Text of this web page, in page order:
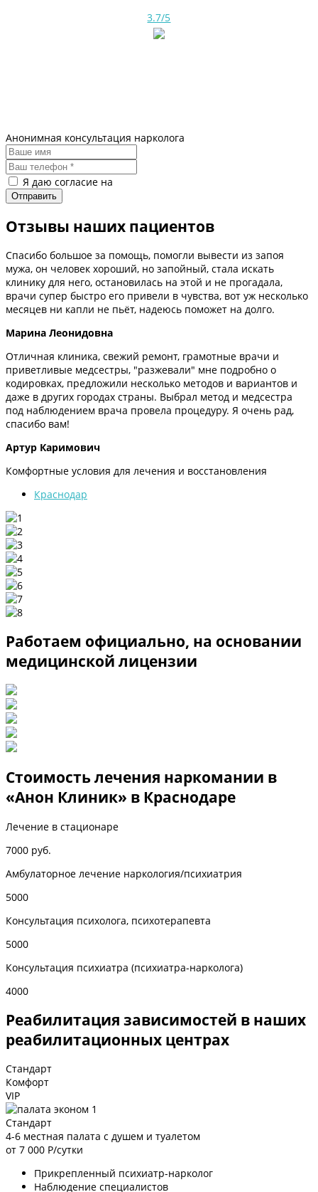
3.7/5
Анонимная консультация нарколога
Я даю согласие на
Отзывы наших пациентов
Спасибо большое за помощь, помогли вывести из запоя
мужа, он человек хороший, но запойный, стала искать
клинику для него, остановилась на этой и не прогадала,
врачи супер быстро его привели в чувства, вот уж несколько
месяцев ни капли не пьёт, надеюсь поможет на долго.
Марина Леонидовна
Отличная клиника, свежий ремонт, грамотные врачи и
приветливые медсестры, "разжевали" мне подробно о
кодировках, предложили несколько методов и вариантов и
даже в других городах страны. Выбрал метод и медсестра
под наблюдением врача провела процедуру. Я очень рад,
спасибо вам!
Артур Каримович
Комфортные условия для лечения и восстановления
Краснодар
Работаем официально, на основании
медицинской лицензии
Стоимость лечения наркомании в
«Анон Клиник» в Краснодаре
Лечение в стационаре
7000 руб.
Амбулаторное лечение наркология/психиатрия
5000
Консультация психолога, психотерапевта
5000
Консультация психиатра (психиатра-нарколога)
4000
Реабилитация зависимостей в наших
реабилитационных центрах
Стандарт
Комфорт
VIP
Стандарт
4-6 местная палата с душем и туалетом
от 7 000 Р/сутки
Прикрепленный психиатр-нарколог
Наблюдение специалистов